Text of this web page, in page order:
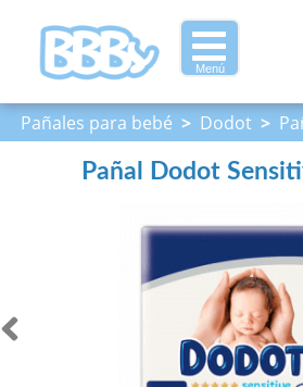
Menú
Pañales para bebé > Dodot >
Talla 0
Pañal Dodot